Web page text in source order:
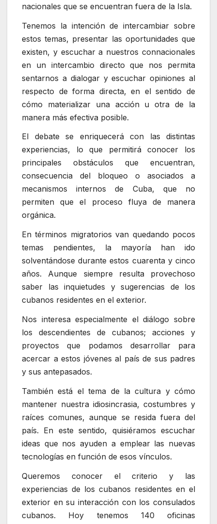
nacionales que se encuentran fuera de la Isla.
Tenemos la intención de intercambiar sobre
estos temas, presentar las oportunidades que
existen, y escuchar a nuestros connacionales
en un intercambio directo que nos permita
sentarnos a dialogar y escuchar opiniones al
respecto de forma directa, en el sentido de
cómo materializar una acción u otra de la
manera más efectiva posible.
El debate se enriquecerá con las distintas
experiencias, lo que permitirá conocer los
principales obstáculos que encuentran,
consecuencia del bloqueo o asociados a
mecanismos internos de Cuba, que no
permiten que el proceso fluya de manera
orgánica.
En términos migratorios van quedando pocos
temas pendientes, la mayoría han ido
solventándose durante estos cuarenta y cinco
años. Aunque siempre resulta provechoso
saber las inquietudes y sugerencias de los
cubanos residentes en el exterior.
Nos interesa especialmente el diálogo sobre
los descendientes de cubanos; acciones y
proyectos que podamos desarrollar para
acercar a estos jóvenes al país de sus padres
y sus antepasados.
También está el tema de la cultura y cómo
mantener nuestra idiosincrasia, costumbres y
raíces comunes, aunque se resida fuera del
país. En este sentido, quisiéramos escuchar
ideas que nos ayuden a emplear las nuevas
tecnologías en función de esos vínculos.
Queremos conocer el criterio y las
experiencias de los cubanos residentes en el
exterior en su interacción con los consulados
cubanos. Hoy tenemos 140 oficinas